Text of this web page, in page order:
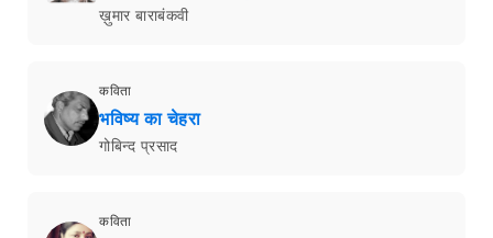
ख़ुमार बाराबंकवी
कविता
भविष्य का चेहरा
गोबिन्द प्रसाद
कविता